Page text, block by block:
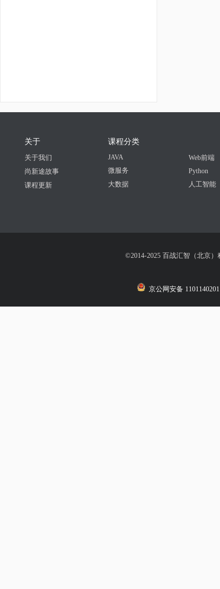
关于
关于我们
尚新途故事
课程更新
课程分类
JAVA
微服务
大数据
Web前端
Python
人工智能
©2014-2025 百战汇智（北京
京公网安备